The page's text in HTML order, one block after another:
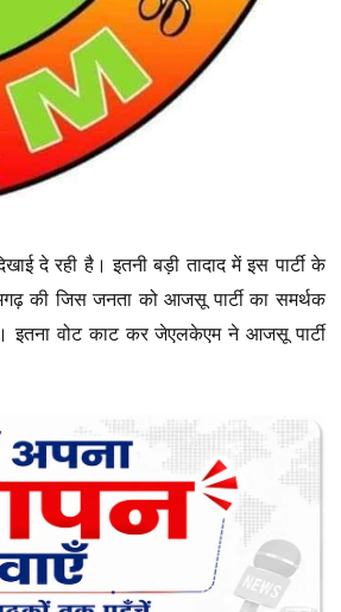
दे रही है। इतनी बड़ी तादाद में इस पार्टी के
की जिस जनता को आजसू पार्टी का समर्थक
वोट काट कर जेएलकेएम ने आजसू पार्टी